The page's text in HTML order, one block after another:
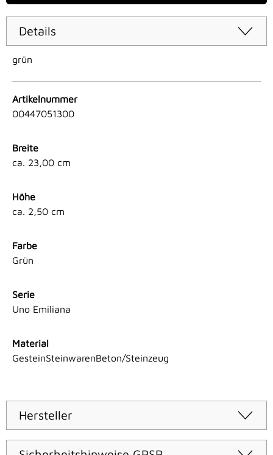
Details
grün
Artikelnummer
00447051300
Breite
ca. 23,00 cm
Höhe
ca. 2,50 cm
Farbe
Grün
Serie
Uno Emiliana
Material
GesteinSteinwarenBeton/Steinzeug
Hersteller